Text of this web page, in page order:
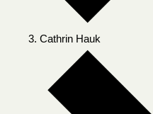
Cathrin Hauk